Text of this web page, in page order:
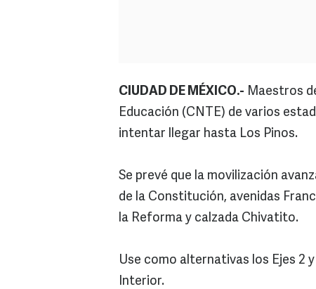
CIUDAD DE MÉXICO.- Maestros
Educación (CNTE) de varios
intentar llegar hasta Los Pinos.
Se prevé que la movilización
de la Constitución, avenidas
la Reforma y calzada Chivatito.
Use como alternativas los Ejes 2
Interior.